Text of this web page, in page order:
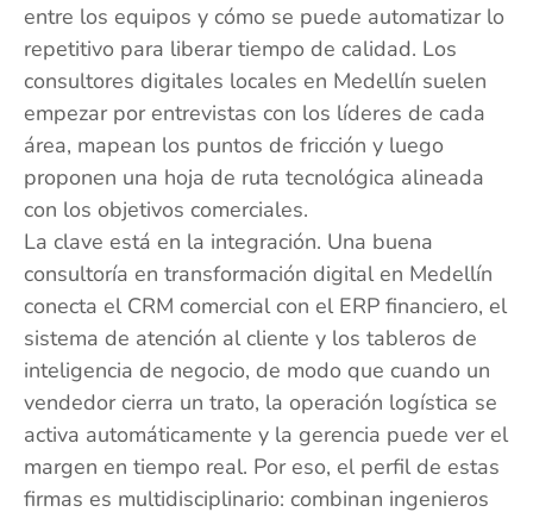
entre los equipos y cómo se puede automatizar lo
repetitivo para liberar tiempo de calidad. Los
consultores digitales locales en Medellín suelen
empezar por entrevistas con los líderes de cada
área, mapean los puntos de fricción y luego
proponen una hoja de ruta tecnológica alineada
con los objetivos comerciales.
La clave está en la integración. Una buena
consultoría en transformación digital en Medellín
conecta el CRM comercial con el ERP financiero, el
sistema de atención al cliente y los tableros de
inteligencia de negocio, de modo que cuando un
vendedor cierra un trato, la operación logística se
activa automáticamente y la gerencia puede ver el
margen en tiempo real. Por eso, el perfil de estas
firmas es multidisciplinario: combinan ingenieros